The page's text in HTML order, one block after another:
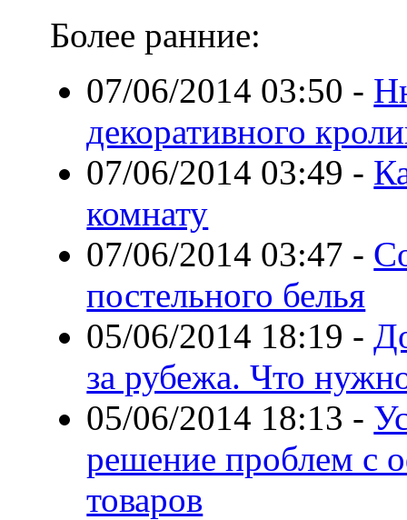
Более ранние:
07/06/2014 03:50 -
декоративного
07/06/2014 03:49 -
комнату
07/06/2014 03:47 -
постельного белья
05/06/2014 18:19 -
за рубежа. Что
05/06/2014 18:13 -
решение проблем с
товаров